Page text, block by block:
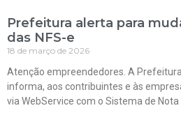
Prefeitura alerta para
das NFS-e
18 de março de 2026
Atenção empreendedores. A
informa, aos contribuintes e às
via WebService com o Sistema de